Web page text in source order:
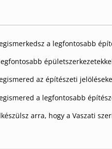
a legfontosabb
az építészeti
a legfontosabb
arra, hogy a Vaszati